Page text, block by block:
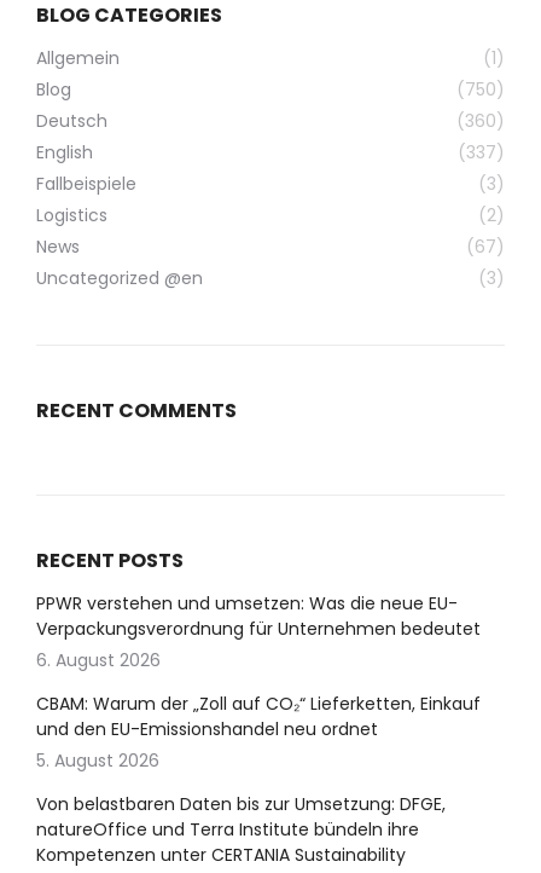
BLOG CATEGORIES
Allgemein
(1)
Blog
(750)
Deutsch
(360)
English
(337)
Fallbeispiele
(3)
Logistics
(2)
News
(67)
Uncategorized @en
(3)
RECENT COMMENTS
RECENT POSTS
PPWR verstehen und umsetzen: Was die neue EU-
Verpackungsverordnung für Unternehmen bedeutet
6. August 2026
CBAM: Warum der „Zoll auf CO₂“ Lieferketten, Einkauf
und den EU-Emissionshandel neu ordnet
5. August 2026
Von belastbaren Daten bis zur Umsetzung: DFGE,
natureOffice und Terra Institute bündeln ihre
Kompetenzen unter CERTANIA Sustainability